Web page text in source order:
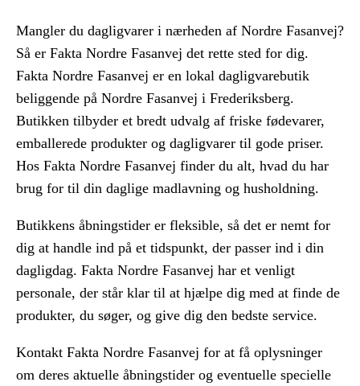
Mangler du dagligvarer i nærheden af Nordre Fasanvej?
Så er Fakta Nordre Fasanvej det rette sted for dig.
Fakta Nordre Fasanvej er en lokal dagligvarebutik
beliggende på Nordre Fasanvej i Frederiksberg.
Butikken tilbyder et bredt udvalg af friske fødevarer,
emballerede produkter og dagligvarer til gode priser.
Hos Fakta Nordre Fasanvej finder du alt, hvad du har
brug for til din daglige madlavning og husholdning.
Butikkens åbningstider er fleksible, så det er nemt for
dig at handle ind på et tidspunkt, der passer ind i din
dagligdag. Fakta Nordre Fasanvej har et venligt
personale, der står klar til at hjælpe dig med at finde de
produkter, du søger, og give dig den bedste service.
Kontakt Fakta Nordre Fasanvej for at få oplysninger
om deres aktuelle åbningstider og eventuelle specielle